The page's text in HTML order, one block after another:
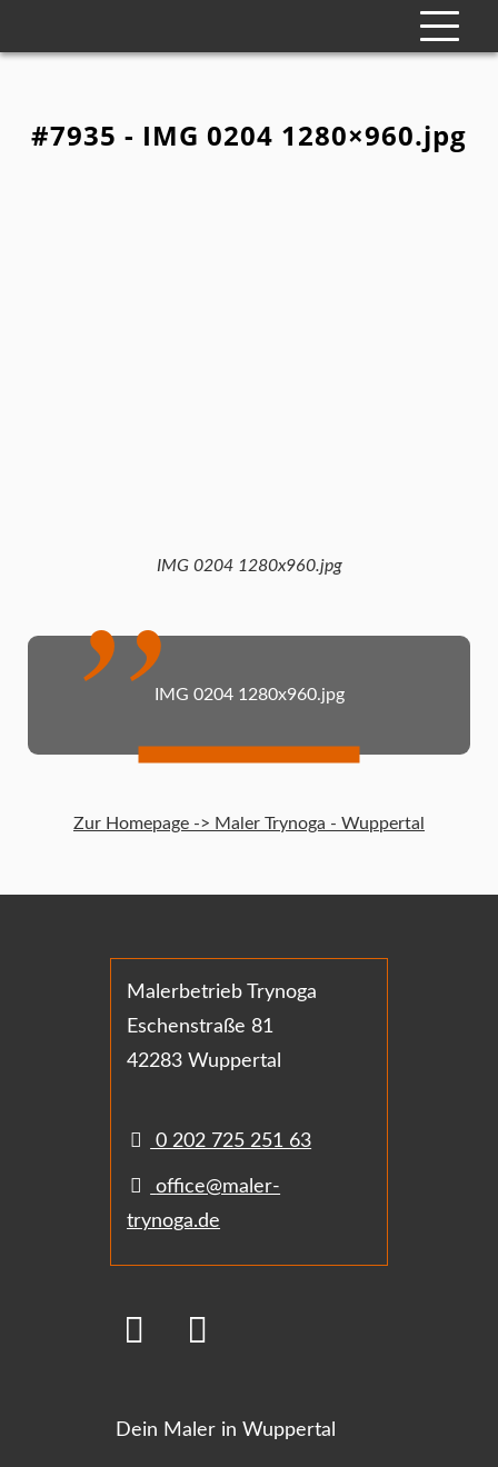
#7935 - IMG 0204 1280×960.jpg
IMG 0204 1280x960.jpg
IMG 0204 1280x960.jpg
Zur Homepage -> Maler Trynoga - Wuppertal
Malerbetrieb Trynoga
Eschenstraße 81
42283 Wuppertal
0 202 725 251 63
office@maler-
trynoga.de
Dein Maler in Wuppertal